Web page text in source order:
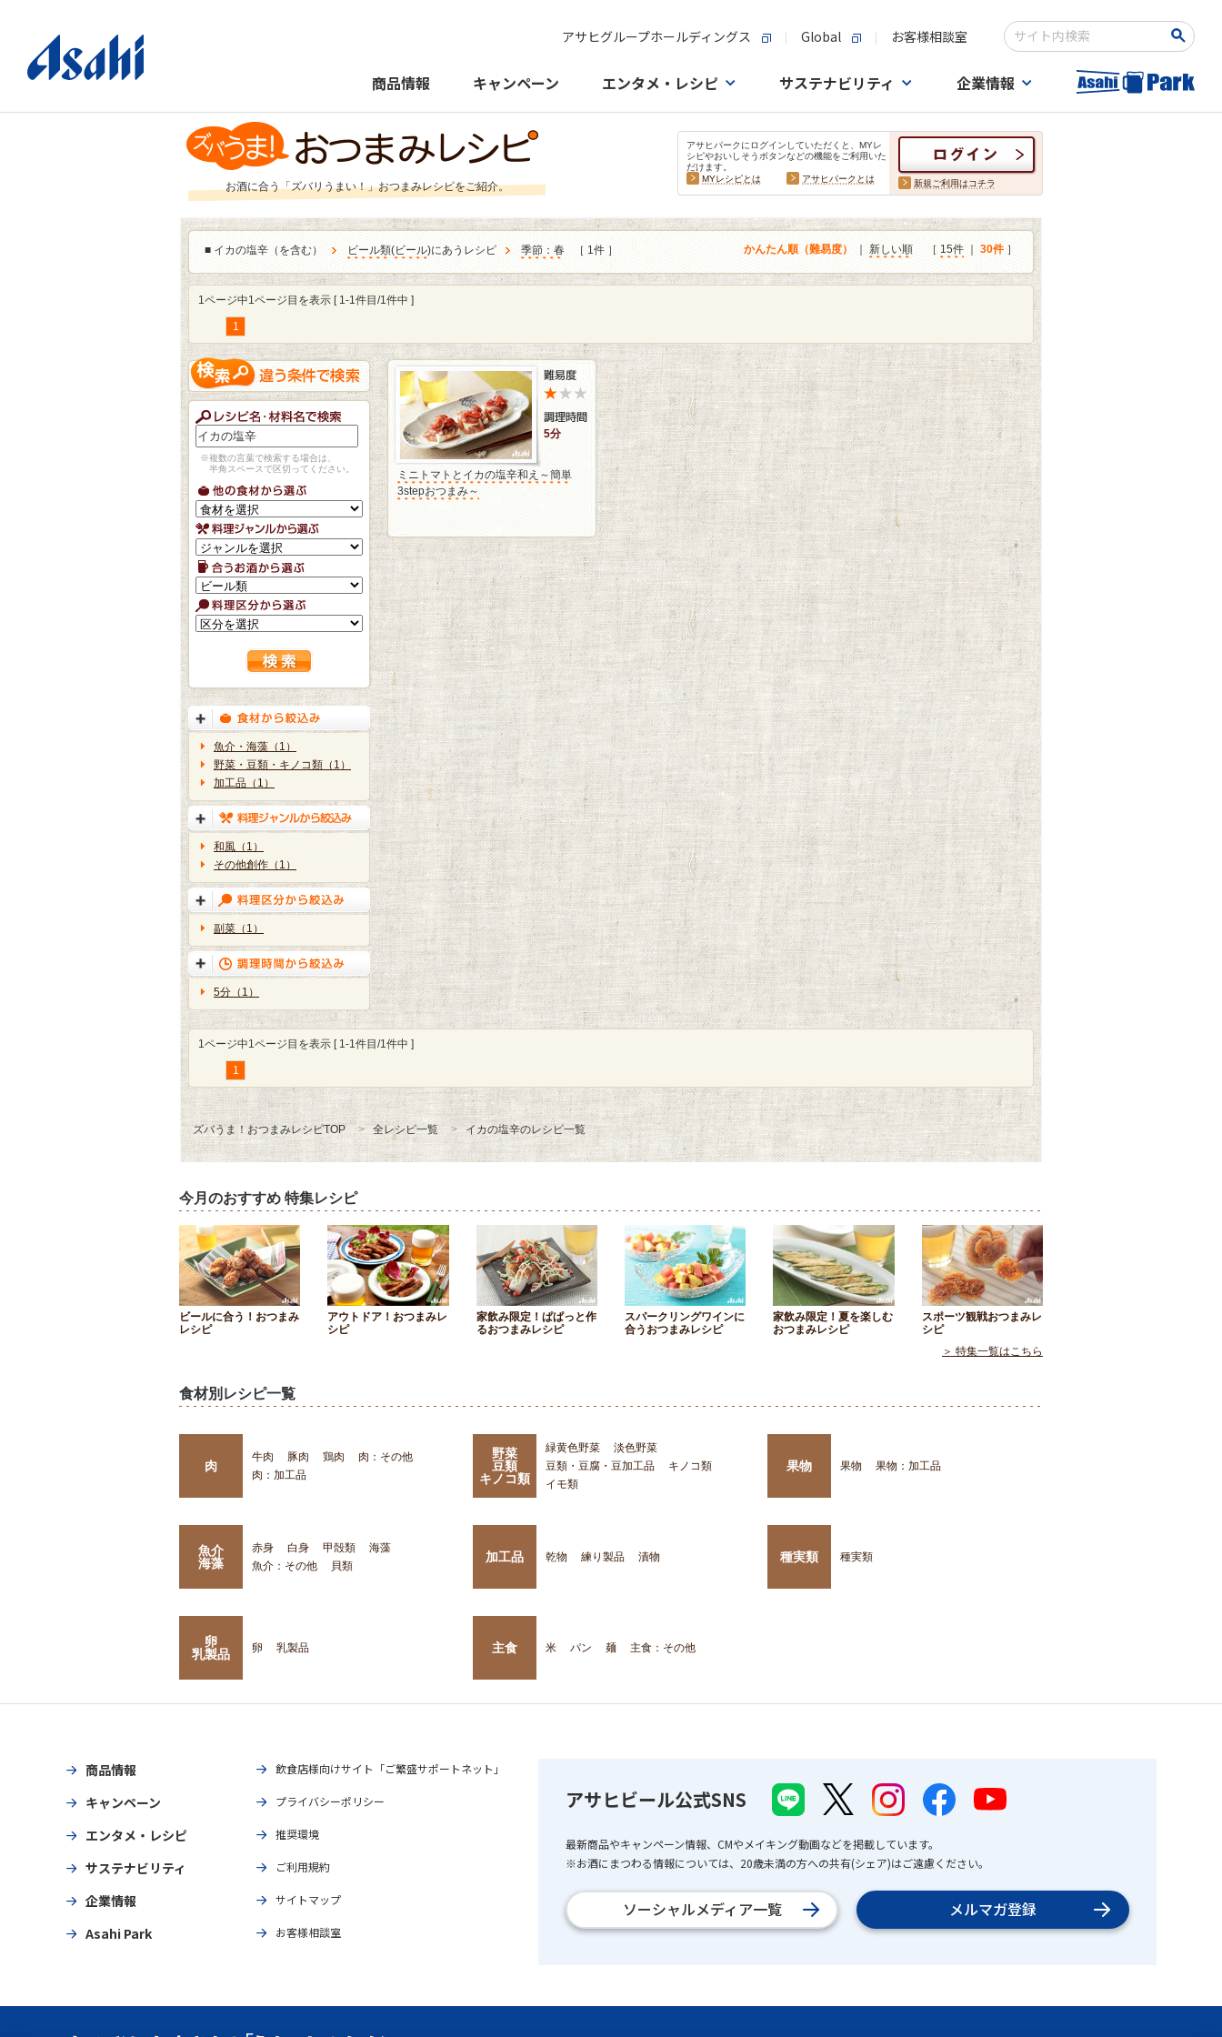
アサヒグループホールディングス Global お客様相談室
検索キーワード入力
商品情報 キャンペーン エンタメ・レシピ サステナビリティ 企業情報
お酒に合う「ズバリうまい！」おつまみレシピをご紹介。
アサヒパークにログインしていただくと、MYレ
シピやおいしそうボタンなどの機能をご利用いた
だけます。
MYレシピとは
アサヒパークとは 新規ご利用はコチラ
■ イカの塩辛（を含む） ビール類(ビール)にあうレシピ 季節：春 ［ 1件 ］ かんたん順（難易度） 新しい順 ［ 15件 30件 ］
1ページ中1ページ目を表示 [ 1-1件目/1件中 ]
1
※複数の言葉で検索する場合は、
半角スペースで区切ってください。
魚介・海藻（1）
野菜・豆類・キノコ類（1）
加工品（1）
和風（1）
その他創作（1）
副菜（1）
5分（1）
5分
ミニトマトとイカの塩辛和え～簡単
3stepおつまみ～
1ページ中1ページ目を表示 [ 1-1件目/1件中 ]
1
ズバうま！おつまみレシピTOP 全レシピ一覧 イカの塩辛のレシピ一覧
今月のおすすめ 特集レシピ
ビールに合う！おつまみ
レシピ
アウトドア！おつまみレ
シピ
家飲み限定！ぱぱっと作
るおつまみレシピ
スパークリングワインに
合うおつまみレシピ
家飲み限定！夏を楽しむ
おつまみレシピ
スポーツ観戦おつまみレ
シピ
＞ 特集一覧はこちら
食材別レシピ一覧
肉
牛肉 豚肉 鶏肉
肉：その他
肉：加工品
野菜
豆類
キノコ類
緑黄色野菜
淡色野菜
豆類・豆腐・豆加工品
キノコ類
イモ類
果物 果物 果物：加工品
魚介
海藻
赤身 白身 甲殻類
海藻
魚介：その他
貝類
加工品 乾物 練り製品 漬物 種実類 種実類
卵
乳製品
卵 乳製品 主食 米 パン 麺 主食：その他
商品情報
キャンペーン
エンタメ・レシピ
サステナビリティ
企業情報
Asahi Park
飲食店様向けサイト「ご繁盛サポートネット」
プライバシーポリシー
推奨環境
ご利用規約
サイトマップ
お客様相談室
アサヒビール公式SNS
最新商品やキャンペーン情報、CMやメイキング動画などを掲載しています。
※お酒にまつわる情報については、20歳未満の方への共有(シェア)はご遠慮ください。
ソーシャルメディア一覧 メルマガ登録